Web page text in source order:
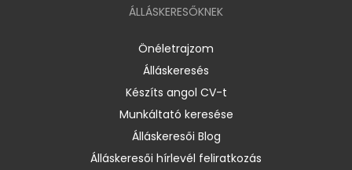
ÁLLÁSKERESŐKNEK
Önéletrajzom
Álláskeresés
Készíts angol CV-t
Munkáltató keresése
Álláskeresői Blog
Álláskeresői hírlevél feliratkozás